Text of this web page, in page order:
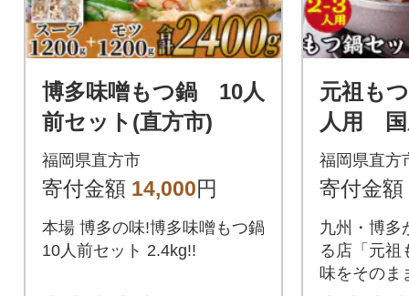
博多味噌もつ鍋 10人
前セット(直方市)
福岡県直方市
寄付金額 14,000円
本場 博多の味!博多味噌もつ鍋
10人前セット 2.4kg!!
元祖も
人用 国
g(醤油
福岡県直方
寄付金額
九州・博多
る店「元祖
味をそのま